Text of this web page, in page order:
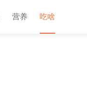
营养 吃啥